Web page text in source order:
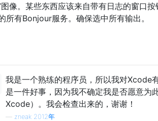
图像。某些东西应该来自带有日志的窗口
所有Bonjour服务。确保选中所有输出。
我是一个熟练的程序员，所以我对Xcode
是一件好事，因为我不确定我是否愿意为
Xcode）。我会检查出来的，谢谢！
zneak 2012年